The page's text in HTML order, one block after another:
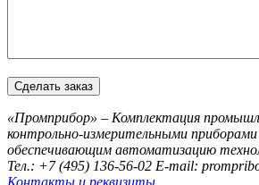
«Промприбор» – Комплектация
контрольно-измерительными приборами
обеспечивающим автоматизацию
Тел.: +7 (495) 136-56-02 E-mail:
Контакты и реквизиты